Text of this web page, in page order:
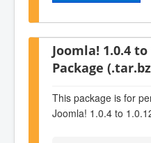
Joomla! 1.0.4
Package
This package is for
Joomla! 1.0.4 to